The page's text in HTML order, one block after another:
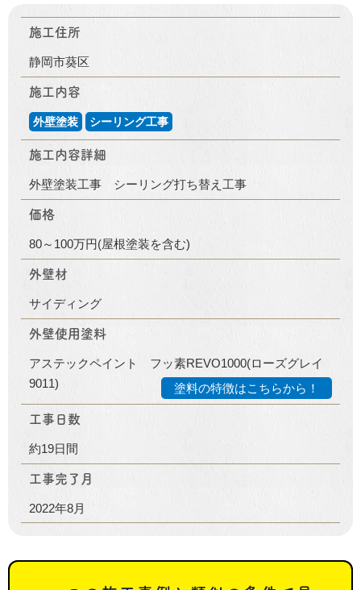
施工住所
静岡市葵区
施工内容
外壁塗装 シーリング工事
施工内容詳細
外壁塗装工事 シーリング打ち替え工事
価格
80～100万円(屋根塗装を含む)
外壁材
サイディング
外壁使用塗料
アステックペイント フッ素REVO1000(ローズグレイ
9011)
塗料の特徴はこちらから！
工事日数
約19日間
工事完了月
2022年8月